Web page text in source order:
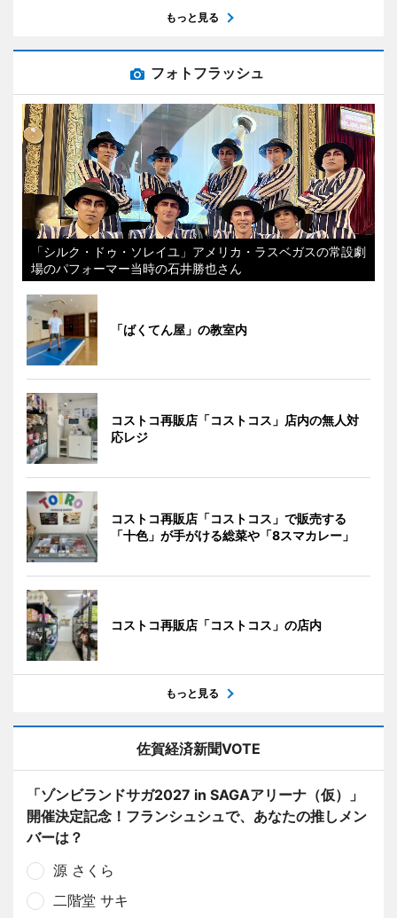
もっと見る
フォトフラッシュ
「シルク・ドゥ・ソレイユ」アメリカ・ラスベガスの常設劇
場のパフォーマー当時の石井勝也さん
「ばくてん屋」の教室内
コストコ再販店「コストコス」店内の無人対
応レジ
コストコ再販店「コストコス」で販売する
「十色」が手がける総菜や「8スマカレー」
コストコ再販店「コストコス」の店内
もっと見る
佐賀経済新聞VOTE
「ゾンビランドサガ2027 in SAGAアリーナ（仮）」
開催決定記念！フランシュシュで、あなたの推しメン
バーは？
源 さくら
二階堂 サキ